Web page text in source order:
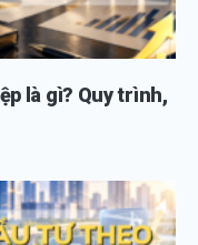
là gì? Quy trình,